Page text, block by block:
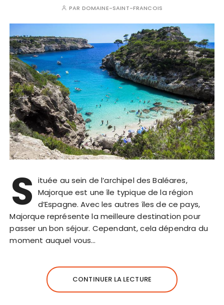
PAR DOMAINE-SAINT-FRANCOIS
S ituée au sein de l’archipel des Baléares,
Majorque est une île typique de la région
d’Espagne. Avec les autres îles de ce pays,
Majorque représente la meilleure destination pour
passer un bon séjour. Cependant, cela dépendra du
moment auquel vous…
CONTINUER LA LECTURE